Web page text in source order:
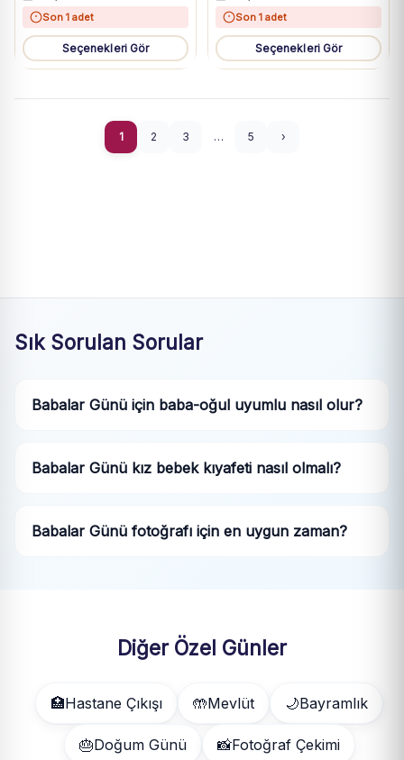
Son 1 adet
Seçenekleri Gör
Son 1 adet
Seçenekleri Gör
1 2 3 … 5 ›
Sık Sorulan Sorular
Babalar Günü için baba-oğul uyumlu nasıl olur?
Babalar Günü kız bebek kıyafeti nasıl olmalı?
Babalar Günü fotoğrafı için en uygun zaman?
Diğer Özel Günler
🏥Hastane Çıkışı 🤲Mevlüt 🌙Bayramlık
🎂Doğum Günü 📸Fotoğraf Çekimi